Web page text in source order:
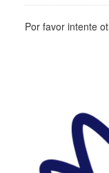
Por favor intente